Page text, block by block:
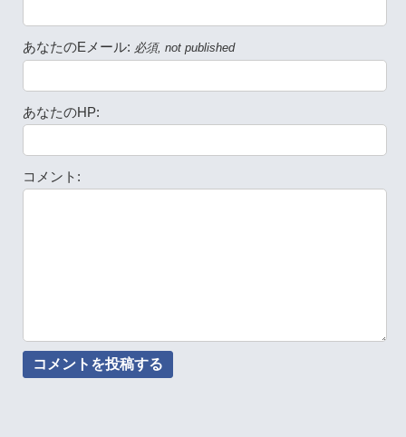
あなたのEメール: 必須, not published
あなたのHP:
コメント: